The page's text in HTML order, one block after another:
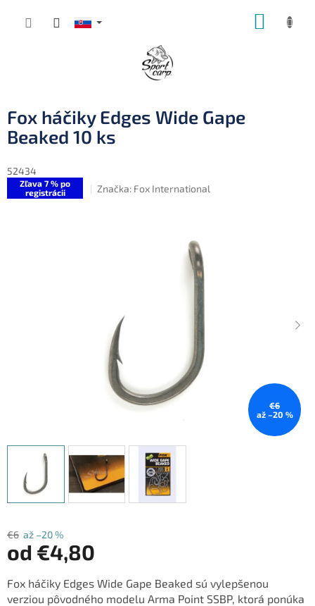
Fox háčiky Edges Wide Gape
Beaked 10 ks
52434
Zľava 7 % po
registrácii
Značka: Fox International
€6
až –20 %
€6 až –20 %
od €4,80
cena:
Fox háčiky Edges Wide Gape Beaked sú vylepšenou
verziou pôvodného modelu Arma Point SSBP, ktorá ponúka